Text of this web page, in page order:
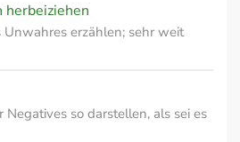
herbeiziehen
erzählen; sehr weit
Negatives so darstellen, als sei es